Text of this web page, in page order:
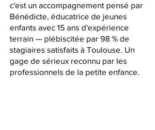
c'est un accompagnement pensé par
Bénédicte, éducatrice de jeunes
enfants avec 15 ans d'expérience
terrain — plébiscitée par 98 % de
stagiaires satisfaits à Toulouse. Un
gage de sérieux reconnu par les
professionnels de la petite enfance.